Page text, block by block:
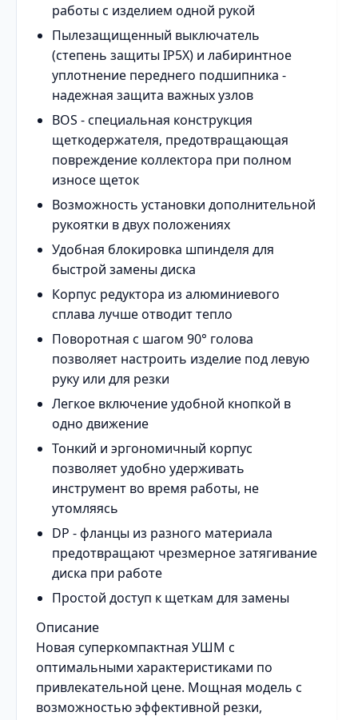
работы с изделием одной рукой
Пылезащищенный выключатель
(степень защиты IP5X) и лабиринтное
уплотнение переднего подшипника -
надежная защита важных узлов
BOS - специальная конструкция
щеткодержателя, предотвращающая
повреждение коллектора при полном
износе щеток
Возможность установки дополнительной
рукоятки в двух положениях
Удобная блокировка шпинделя для
быстрой замены диска
Корпус редуктора из алюминиевого
сплава лучше отводит тепло
Поворотная с шагом 90° голова
позволяет настроить изделие под левую
руку или для резки
Легкое включение удобной кнопкой в
одно движение
Тонкий и эргономичный корпус
позволяет удобно удерживать
инструмент во время работы, не
утомляясь
DP - фланцы из разного материала
предотвращают чрезмерное затягивание
диска при работе
Простой доступ к щеткам для замены
Описание
Новая суперкомпактная УШМ с
оптимальными характеристиками по
привлекательной цене. Мощная модель с
возможностью эффективной резки,